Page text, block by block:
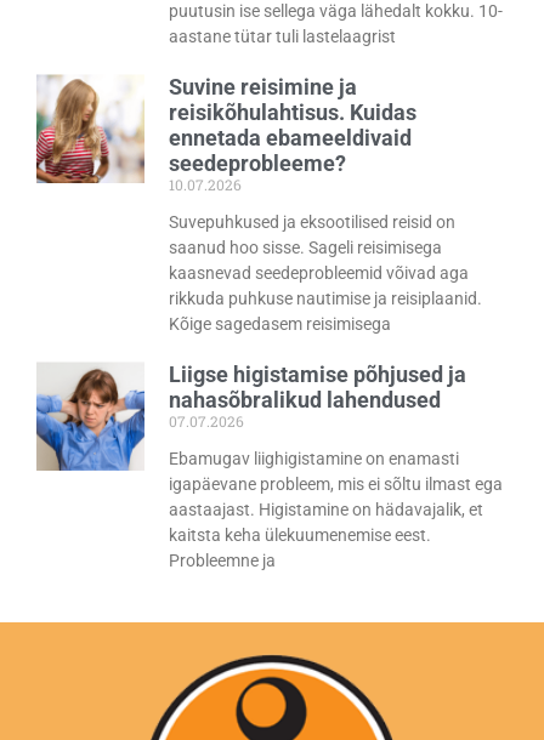
puutusin ise sellega väga lähedalt kokku. 10-
aastane tütar tuli lastelaagrist
Suvine reisimine ja
reisikõhulahtisus. Kuidas
ennetada ebameeldivaid
seedeprobleeme?
10.07.2026
Suvepuhkused ja eksootilised reisid on
saanud hoo sisse. Sageli reisimisega
kaasnevad seedeprobleemid võivad aga
rikkuda puhkuse nautimise ja reisiplaanid.
Kõige sagedasem reisimisega
Liigse higistamise põhjused ja
nahasõbralikud lahendused
07.07.2026
Ebamugav liighigistamine on enamasti
igapäevane probleem, mis ei sõltu ilmast ega
aastaajast. Higistamine on hädavajalik, et
kaitsta keha ülekuumenemise eest.
Probleemne ja